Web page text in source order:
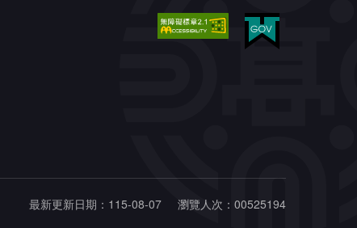
最新更新日期：115-08-07 瀏覽人次：00525194